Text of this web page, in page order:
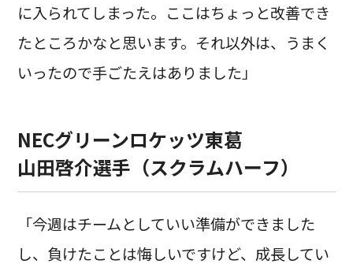
に入られてしまった。ここはちょっと改善でき
たところかなと思います。それ以外は、うまく
いったので手ごたえはありました」
NECグリーンロケッツ東葛
山田啓介選手（スクラムハーフ）
「今週はチームとしていい準備ができました
し、負けたことは悔しいですけど、成長してい